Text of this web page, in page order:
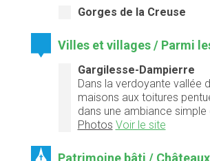
Gorges de la Creuse
Villes et villages / Parmi
Gargilesse-Dampierre
Dans la verdoyante vallée
maisons aux toitures
dans une ambiance simple
Photos Voir le site
Patrimoine bâti / Châteaux